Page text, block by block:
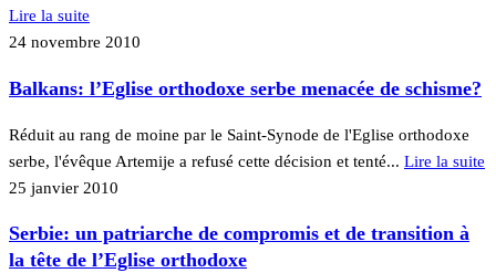
Lire la suite
24 novembre 2010
Balkans: l’Eglise orthodoxe serbe menacée de schisme?
Réduit au rang de moine par le Saint-Synode de l'Eglise orthodoxe
serbe, l'évêque Artemije a refusé cette décision et tenté... Lire la suite
25 janvier 2010
Serbie: un patriarche de compromis et de transition à
la tête de l’Eglise orthodoxe